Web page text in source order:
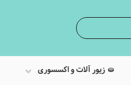
زیور آلات و اکسسوری